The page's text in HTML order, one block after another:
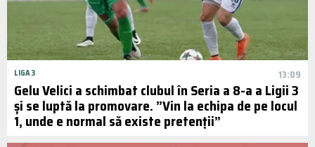
LIGA 3 13:09
Gelu Velici a schimbat clubul în Seria a 8-a a Ligii 3
și se luptă la promovare. ”Vin la echipa de pe locul
1, unde e normal să existe pretenții”